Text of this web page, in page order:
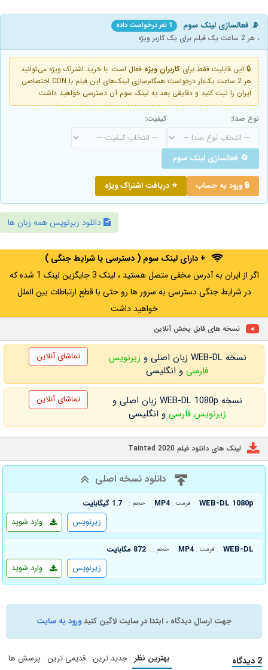
📡 فعالسازی لینک سوم 1 نفر درخواست داده
، هر 2 ساعت یک فیلم برای یک کاربر ویژه
🔒 این قابلیت فقط برای کاربران ویژه فعال است. با خرید اشتراک ویژه می‌توانید
هر 2 ساعت یک‌بار درخواست همگام‌سازی لینک‌های این فیلم با CDN اختصاصی
ایران را ثبت کنید و دقایقی بعد به لینک سوم آن دسترسی خواهید داشت
نوع صدا: کیفیت:
🔄 فعالسازی لینک سوم
🔒 ورود به حساب ⭐ دریافت اشتراک ویژه
دانلود زیرنویس همه زبان ها
+ دارای لینک سوم ( دسترسی با شرایط جنگی )
اگر از ایران به آدرس مخفی متصل هستید ، لینک 3 جایگزین لینک 1 شده که
در شرایط جنگی دسترسی به سرور ها رو حتی با قطع ارتباطات بین الملل
خواهید داشت
نسخه های قابل پخش آنلاین
نسخه WEB-DL زبان اصلی و
زیرنویس
فارسیو انگلیسی
تماشای آنلاین
نسخه WEB-DL 1080p زبان اصلی و
زیرنویس فارسی و انگلیسی
تماشای آنلاین
لینک های دانلود فیلم Tainted 2020
دانلود نسخه اصلی
WEB-DL 1080p فرمت : MP4 حجم : 1.7 گیگابایت
وارد شوید زیرنویس
WEB-DL فرمت : MP4 حجم : 872 مگابایت
وارد شوید زیرنویس
جهت ارسال دیدگاه ، ابتدا در سایت لاگین کنیدورود به سایت
2 دیدگاه بهترین نظر جدید ترین قدیمی ترین پرسش ها